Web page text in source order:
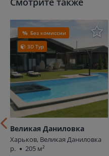
Без комиссии
3D Тур
Великая Даниловка
Харьков, Великая Даниловка
р.
205 м²